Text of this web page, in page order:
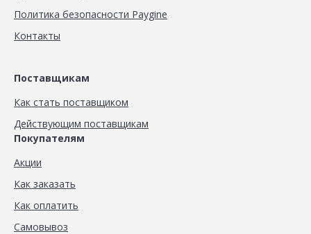
Политика безопасности Paygine
Контакты
Поставщикам
Как стать поставщиком
Действующим поставщикам
Покупателям
Акции
Как заказать
Как оплатить
Самовывоз